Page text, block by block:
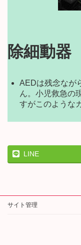
除細動器
AEDは残念なが
ん。小児救急の
すがこのような
LINE
サイト管理